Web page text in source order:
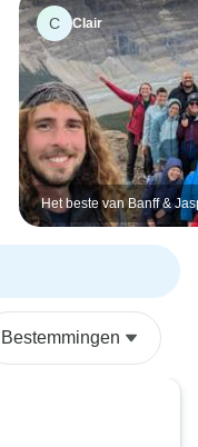
C Clair
Het beste van Banff &
kampeer-rondreis
Bestemmingen